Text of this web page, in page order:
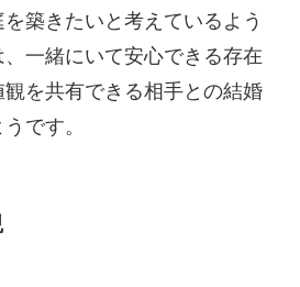
築きたいと考えているよう
一緒にいて安心できる存在
を共有できる相手との結婚
です。